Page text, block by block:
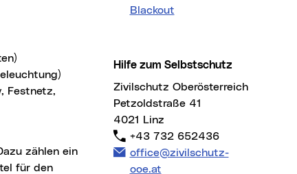
Festnetz,
für den
Blackout
Hilfe zum Selbstschutz
Zivilschutz Oberösterreich
Petzoldstraße 41
4021 Linz
Telefon:
+43 732 652436
E-Mail Adresse:
office@zivilschutz-
ooe.at